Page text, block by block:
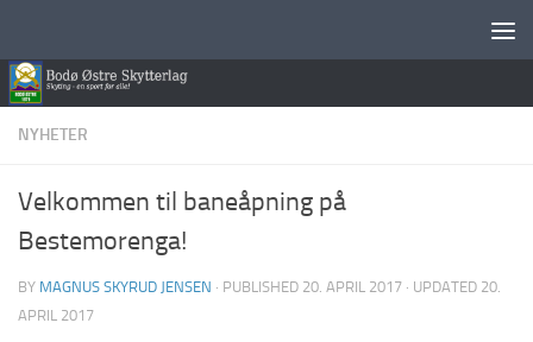
NYHETER
Velkommen til baneåpning på
Bestemorenga!
BY MAGNUS SKYRUD JENSEN · PUBLISHED 20. APRIL 2017 · UPDATED 20.
APRIL 2017